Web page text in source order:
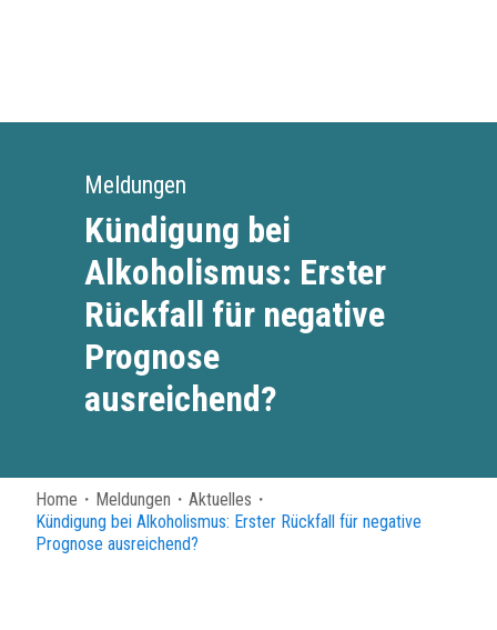
Meldungen
Kündigung bei
Alkoholismus: Erster
Rückfall für negative
Prognose
ausreichend?
Home ・ Meldungen ・ Aktuelles ・
Kündigung bei Alkoholismus: Erster Rückfall für negative
Prognose ausreichend?